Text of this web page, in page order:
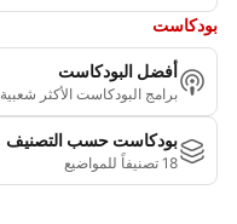
بودكاست
أفضل البودكاست
برامج البودكاست الأكثر شعبية
بودكاست حسب التصنيف
18 تصنيفاً للمواضيع